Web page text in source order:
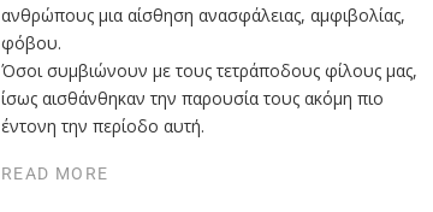
ανθρώπους μια αίσθηση ανασφάλειας, αμφιβολίας,
φόβου.
Όσοι συμβιώνουν με τους τετράποδους φίλους μας,
ίσως αισθάνθηκαν την παρουσία τους ακόμη πιο
έντονη την περίοδο αυτή.
READ MORE